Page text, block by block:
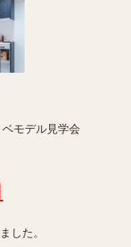
モデル見学会
した。